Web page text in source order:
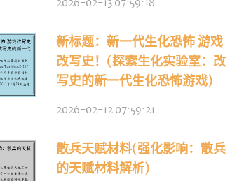
2026-02-13 07:59:18
新标题：新一代生化恐怖 游戏
改写史！(探索生化实验室：改
写史的新一代生化恐怖游戏)
2026-02-12 07:59:21
散兵天赋材料(强化影响：散兵
的天赋材料解析)